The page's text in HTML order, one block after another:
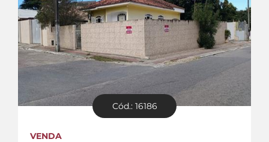
Cód.: 16186
VENDA